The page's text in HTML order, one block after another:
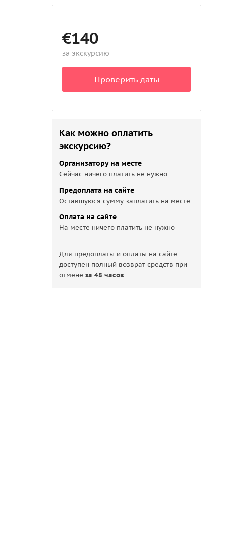
€140
за экскурсию
Проверить даты
Как можно оплатить
экскурсию?
Организатору на месте
Сейчас ничего платить не нужно
Предоплата на сайте
Оставшуюся сумму заплатить на месте
Оплата на сайте
На месте ничего платить не нужно
Для предоплаты и оплаты на сайте
доступен полный возврат средств при
отменеза 48 часов